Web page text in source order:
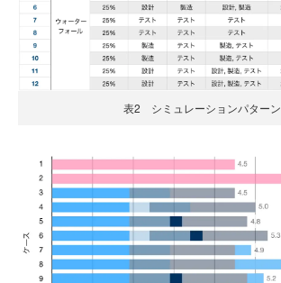
表2 シミュレーションパターン